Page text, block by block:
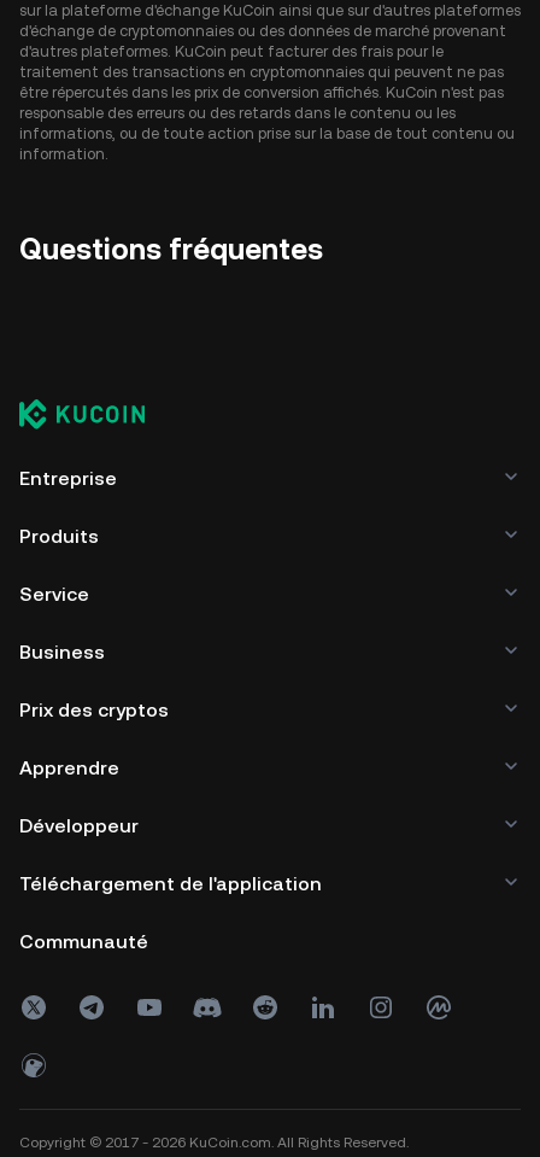
sur la plateforme d'échange KuCoin ainsi que sur d'autres plateformes
d'échange de cryptomonnaies ou des données de marché provenant
d'autres plateformes. KuCoin peut facturer des frais pour le
traitement des transactions en cryptomonnaies qui peuvent ne pas
être répercutés dans les prix de conversion affichés. KuCoin n'est pas
responsable des erreurs ou des retards dans le contenu ou les
informations, ou de toute action prise sur la base de tout contenu ou
information.
Questions fréquentes
Entreprise
Produits
Service
Business
Prix des cryptos
Apprendre
Développeur
Téléchargement de l'application
Communauté
Copyright © 2017 - 2026 KuCoin.com. All Rights Reserved.